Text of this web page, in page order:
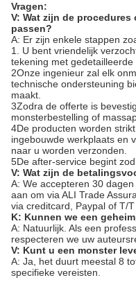
Vragen:
V: Wat zijn de
passen?
A: Er zijn enkele stappen
1. U bent vriendelijk
tekening met
2Onze ingenieur zal elk
technische ondersteuning
maakt.
3Zodra de offerte is
monsterbestelling of
4De producten worden
ingebouwde werkplaats en
naar u worden verzonden.
5De after-service begint
V: Wat zijn de
A: We accepteren 30
aan om via ALI Trade
via creditcard, Paypal of T/
K: Kunnen we een
A: Natuurlijk. Als een
respecteren we uw
V: Kunt u een monster
A: Ja, het duurt meestal 8
specifieke vereisten.